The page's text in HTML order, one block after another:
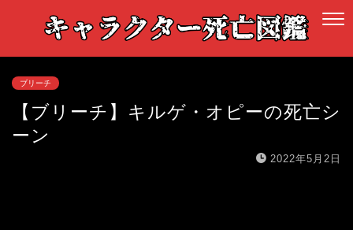
ブリーチ
【ブリーチ】キルゲ・オピーの死亡シ
ーン
2022年5月2日